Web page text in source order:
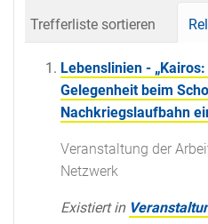
Trefferliste sortieren
Lebenslinien -
Gelegenheit beim
Nachkriegslaufbahn
Veranstaltung der
Netzwerk
Existiert in